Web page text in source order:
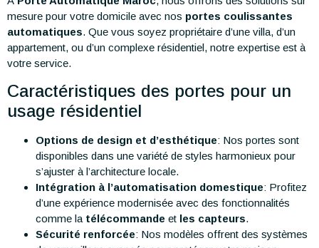
mesure pour votre domicile avec nos portes coulissantes
automatiques. Que vous soyez propriétaire d’une villa, d’un
appartement, ou d’un complexe résidentiel, notre expertise est à
votre service.
Caractéristiques des portes pour un
usage résidentiel
Options de design et d’esthétique: Nos portes sont
disponibles dans une variété de styles harmonieux pour
s’ajuster à l’architecture locale.
Intégration à l’automatisation domestique: Profitez
d’une expérience modernisée avec des fonctionnalités
comme la télécommande et les capteurs.
Sécurité renforcée: Nos modèles offrent des systèmes